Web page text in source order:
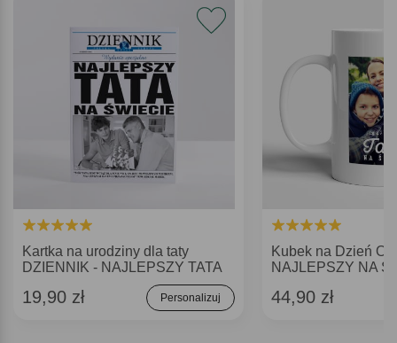
Kartka na urodziny dla taty
DZIENNIK - NAJLEPSZY TATA
19,90 zł Personalizuj
Kubek na Dzień
NAJLEPSZY NA
44,90 zł